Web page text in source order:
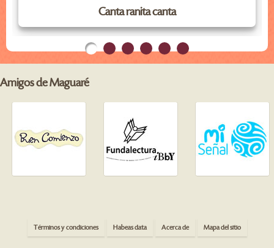
Canta ranita canta
Amigos de Maguaré
Términos y condiciones Habeas data Acerca de Mapa del sitio